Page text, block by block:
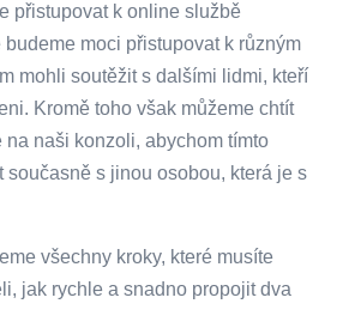
přistupovat k online službě
budeme moci přistupovat k různým
mohli soutěžit s dalšími lidmi, kteří
Kromě toho však můžeme chtít
naši konzoli, abychom tímto
současně s jinou osobou, která je s
všechny kroky, které musíte
jak rychle a snadno propojit dva